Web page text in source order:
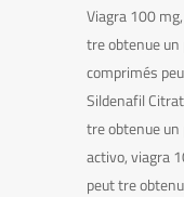
Viagra 100
tre obtenue un
comprimés
Sildenafil
tre obtenue un
activo, viagra
peut tre